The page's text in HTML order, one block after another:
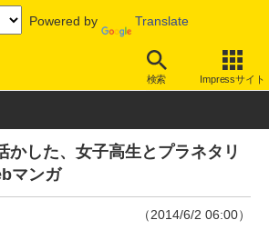
Powered by Translate
検索 Impressサイト
ック
かした、女子高生とプラネタリ
マンガ
（2014/6/2 06:00）